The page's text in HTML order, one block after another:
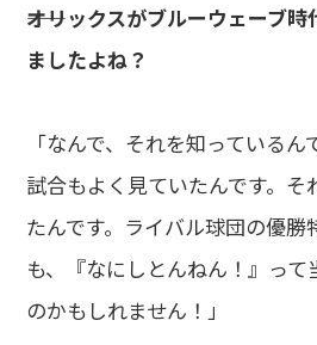
――オリックスがブルーウェー
ましたよね？
「なんで、それを知っている
試合もよく見ていたんです。
たんです。ライバル球団の優
も、『なにしとんねん！』っ
のかもしれません！」